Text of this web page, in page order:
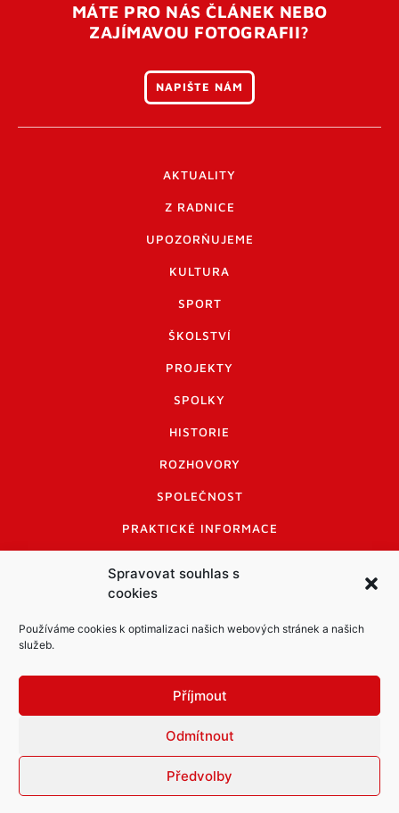
Spravovat souhlas s
cookies
Používáme cookies k optimalizaci našich webových stránek a našich
služeb.
Příjmout
Odmítnout
Předvolby
MÁTE PRO NÁS ČLÁNEK NEBO
ZAJÍMAVOU FOTOGRAFII?
NAPIŠTE NÁM
AKTUALITY
Z RADNICE
UPOZORŇUJEME
KULTURA
SPORT
ŠKOLSTVÍ
PROJEKTY
SPOLKY
HISTORIE
ROZHOVORY
SPOLEČNOST
PRAKTICKÉ INFORMACE
INFORMACE A KODEX DISKUTUJÍCÍCH
LOGO A LOGO MANUÁL
© Město Mníšek pod Brdy
Informace o zpracování osobních údajů